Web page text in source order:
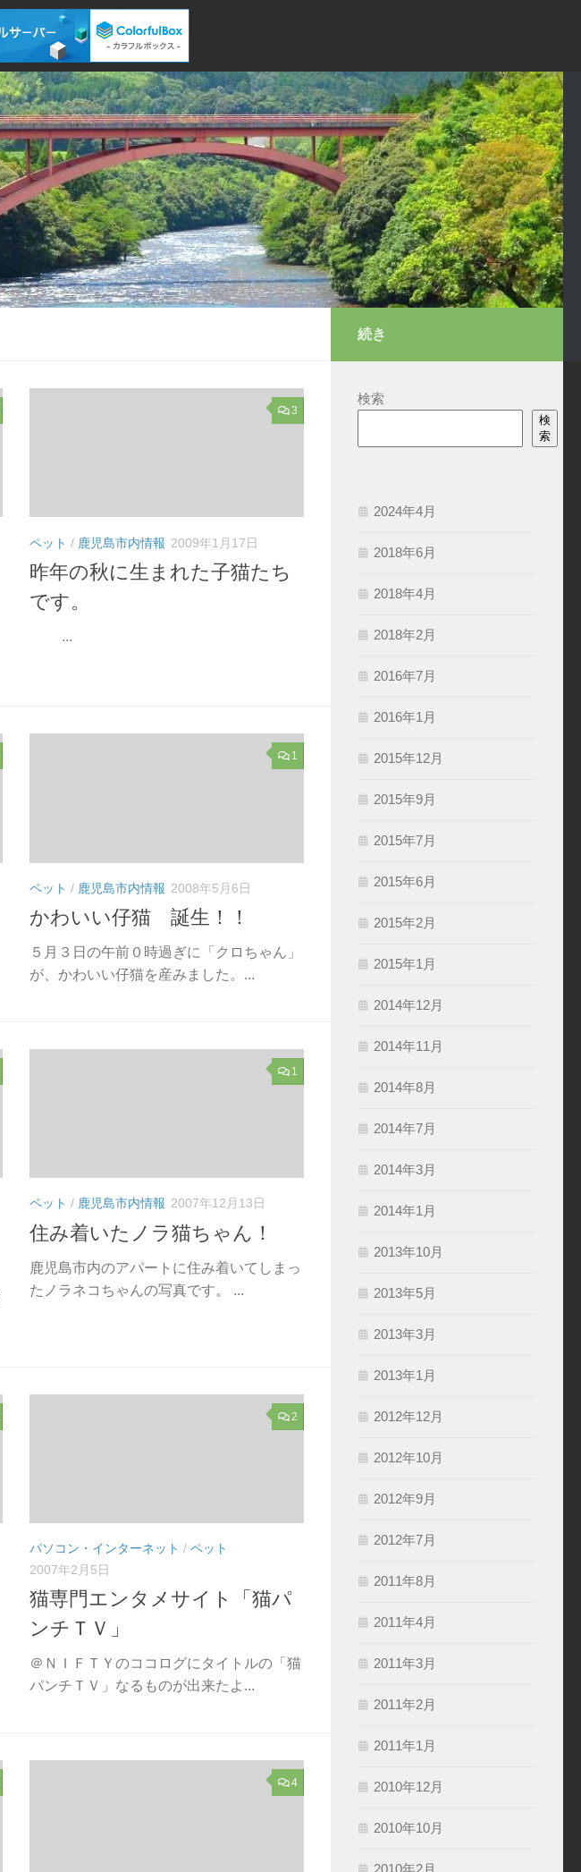
3
ペット / 鹿児島市内情報 2009年1月17日
昨年の秋に生まれた子猫たち
です。
...
1
ペット / 鹿児島市内情報 2008年5月6日
かわいい仔猫 誕生！！
５月３日の午前０時過ぎに「クロちゃん」
が、かわいい仔猫を産みました。...
1
ペット / 鹿児島市内情報 2007年12月13日
住み着いたノラ猫ちゃん！
鹿児島市内のアパートに住み着いてしまっ
たノラネコちゃんの写真です。 ...
2
パソコン・インターネット / ペット
2007年2月5日
猫専門エンタメサイト「猫パ
ンチＴＶ」
＠ＮＩＦＴＹのココログにタイトルの「猫
パンチＴＶ」なるものが出来たよ...
4
続き
検索
検
索
2024年4月
2018年6月
2018年4月
2018年2月
2016年7月
2016年1月
2015年12月
2015年9月
2015年7月
2015年6月
2015年2月
2015年1月
2014年12月
2014年11月
2014年8月
2014年7月
2014年3月
2014年1月
2013年10月
2013年5月
2013年3月
2013年1月
2012年12月
2012年10月
2012年9月
2012年7月
2011年8月
2011年4月
2011年3月
2011年2月
2011年1月
2010年12月
2010年10月
2010年2月